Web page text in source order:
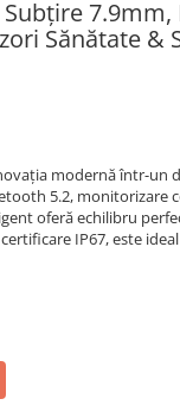
7.9mm,
Sănătate &
modernă într-un
5.2, monitorizare
oferă echilibru
IP67, este